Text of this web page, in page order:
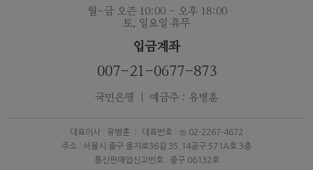
월~금 오즌 10:00 - 오후 18:00
토, 일요일 휴무
입금계좌
007-21-0677-873
국민은행 ｜ 예금주 : 유병훈
대표이사 : 유병훈
대표번호 : ☏ 02-2267-4672
주소 : 서울시 중구 을지로36길 35,14공구 571A호 3층
통신판매업신고번호 : 중구 06132호